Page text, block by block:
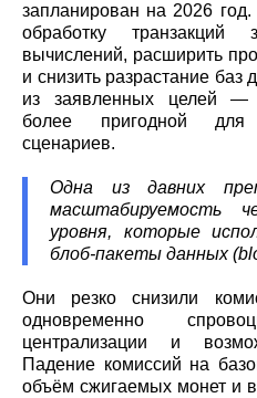
запланирован на 2026
обработку транзакций
вычислений, расширить
и снизить разрастание
из заявленных целей —
более пригодной для
сценариев.
Одна из давних
масштабируемость
уровня, которые
блоб-пакеты данных
Они резко снизили
одновременно
централизации и
Падение комиссий на
объём сжигаемых монет и в